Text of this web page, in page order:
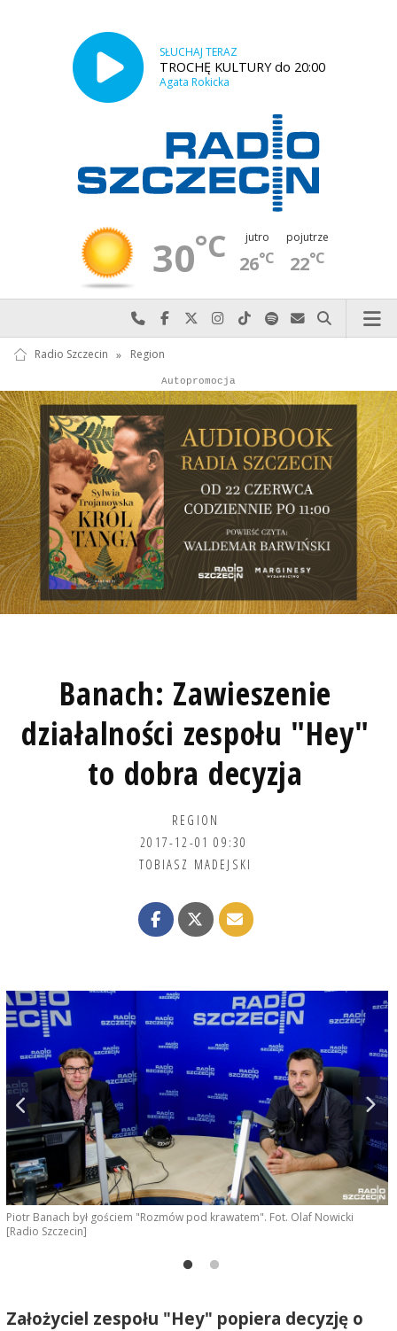
SŁUCHAJ TERAZ
TROCHĘ KULTURY do 20:00
Agata Rokicka
30°C jutro
26°C
pojutrze
22°C
Najlepiej po prostu do nas zadzwoń
Odwiedź nas na Facebook-u
Odwiedź nas na X
Odwiedź nas na Instagram-ie
Odwiedź nas na TikTok-u
Szukaj nas na Spotify
Wyślij do nas
Szukaj
Radio Szczecin » Region
Reklama
Autopromocja
Banach: Zawieszenie
działalności zespołu "Hey"
to dobra decyzja
REGION
2017-12-01 09:30
TOBIASZ MADEJSKI
Piotr Banach był gościem "Rozmów pod krawatem". Fot. Olaf Nowicki
[Radio Szczecin]
Założyciel zespołu "Hey" popiera decyzję o